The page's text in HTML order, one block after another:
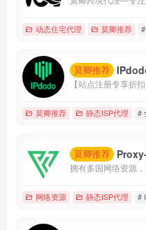
动态住宅代理 莫卿推荐
莫卿推荐
莫卿推荐 静态ISP代理 #
莫卿推荐
网络资源 静态ISP代理 #